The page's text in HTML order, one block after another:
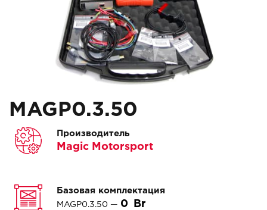
MAGP0.3.50
Производитель
Magic Motorsport
Базовая комплектация
MAGP0.3.50 — 0